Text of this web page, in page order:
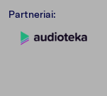
Partneriai: